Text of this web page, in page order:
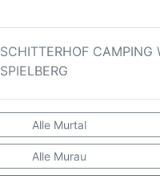
SCHITTERHOF CAMPING
SPIELBERG
Alle Murtal
Alle Murau